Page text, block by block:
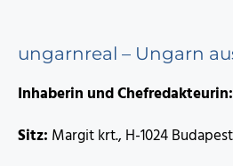
ungarnreal – Ungarn
Inhaberin und Chefredakteurin:
Sitz: Margit krt., H-1024